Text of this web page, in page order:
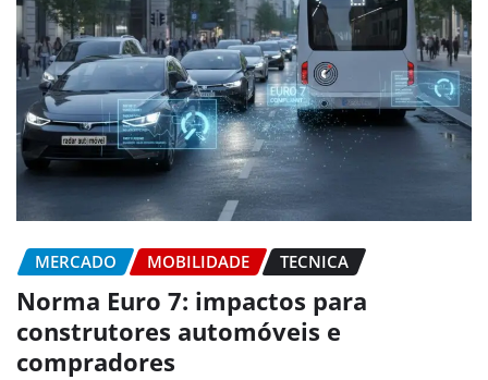
MERCADO MOBILIDADE TECNICA
Norma Euro 7: impactos para
construtores automóveis e
compradores